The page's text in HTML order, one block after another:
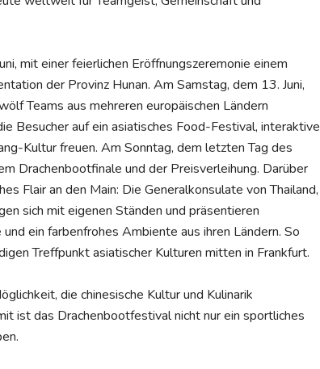
mit einer feierlichen Eröffnungszeremonie einem
der Provinz Hunan. Am Samstag, dem 13. Juni,
Teams aus mehreren europäischen Ländern
Besucher auf ein asiatisches Food-Festival, interaktive
Kultur freuen. Am Sonntag, dem letzten Tag des
Drachenbootfinale und der Preisverleihung. Darüber
Flair an den Main: Die Generalkonsulate von Thailand,
sich mit eigenen Ständen und präsentieren
ein farbenfrohes Ambiente aus ihren Ländern. So
Treffpunkt asiatischer Kulturen mitten in Frankfurt.
die chinesische Kultur und Kulinarik
ist das Drachenbootfestival nicht nur ein sportliches